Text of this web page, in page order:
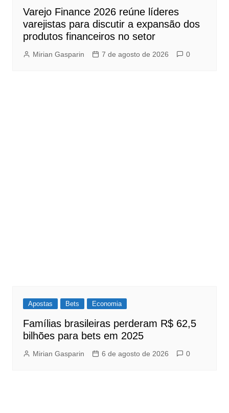
Varejo Finance 2026 reúne líderes
varejistas para discutir a expansão dos
produtos financeiros no setor
Mirian Gasparin 7 de agosto de 2026 0
Apostas Bets Economia
Famílias brasileiras perderam R$ 62,5
bilhões para bets em 2025
Mirian Gasparin 6 de agosto de 2026 0